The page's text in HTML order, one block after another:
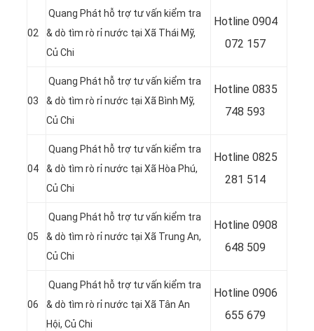
02
Quang Phát hỗ trợ tư vấn kiểm tra
& dò tìm rò rỉ nước tại Xã Thái Mỹ,
Củ Chi
Hotline 0904
072 157
03
Quang Phát hỗ trợ tư vấn kiểm tra
& dò tìm rò rỉ nước tại Xã Bình Mỹ,
Củ Chi
Hotline 0835
748 593
04
Quang Phát hỗ trợ tư vấn kiểm tra
& dò tìm rò rỉ nước tại Xã Hòa Phú,
Củ Chi
Hotline 0825
281 514
05
Quang Phát hỗ trợ tư vấn kiểm tra
& dò tìm rò rỉ nước tại Xã Trung An,
Củ Chi
Hotline 0908
648 509
06
Quang Phát hỗ trợ tư vấn kiểm tra
& dò tìm rò rỉ nước tại Xã Tân An
Hội, Củ Chi
Hotline 0906
655 679